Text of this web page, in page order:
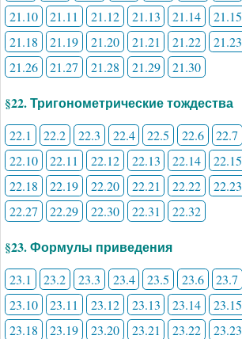
21.10
21.11 21.12 21.13 21.14 21.15
21.18
21.19 21.20 21.21 21.22 21.23
21.26
21.27 21.28 21.29 21.30
§22. Тригонометрические тождества
22.1 22.2 22.3 22.4 22.5 22.6 22.7
22.10
22.11 22.12 22.13 22.14 22.15
22.18
22.19 22.20 22.21 22.22 22.23
22.27
22.29 22.30 22.31 22.32
§23. Формулы приведения
23.1 23.2 23.3 23.4 23.5 23.6 23.7
23.10
23.11 23.12 23.13 23.14 23.15
23.18
23.19 23.20 23.21 23.22 23.23